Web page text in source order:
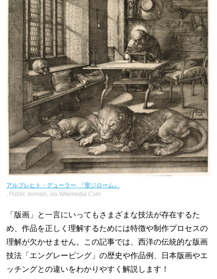
アルブレヒト・デューラー, 『聖ジローム』
, Public domain, via Wikimedia Com
「版画」と一言にいってもさまざまな技法が存在するた
め、作品を正しく理解するためには特徴や制作プロセスの
理解が欠かせません。この記事では、西洋の伝統的な版画
技法「エングレービング」の歴史や作品例、日本版画やエ
ッチングとの違いをわかりやすく解説します！